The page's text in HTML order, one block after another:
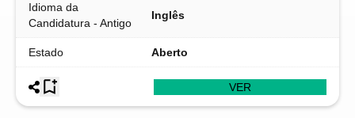
Idioma da
Candidatura - Antigo
Inglês
Estado Aberto
VER